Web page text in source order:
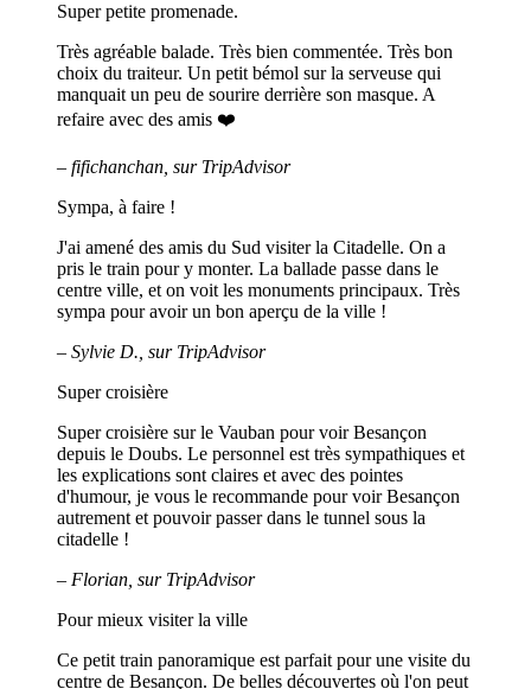
Super petite promenade.
Très agréable balade. Très bien commentée. Très bon
choix du traiteur. Un petit bémol sur la serveuse qui
manquait un peu de sourire derrière son masque. A
refaire avec des amis ❤️
– fifichanchan, sur TripAdvisor
Sympa, à faire !
J'ai amené des amis du Sud visiter la Citadelle. On a
pris le train pour y monter. La ballade passe dans le
centre ville, et on voit les monuments principaux. Très
sympa pour avoir un bon aperçu de la ville !
– Sylvie D., sur TripAdvisor
Super croisière
Super croisière sur le Vauban pour voir Besançon
depuis le Doubs. Le personnel est très sympathiques et
les explications sont claires et avec des pointes
d'humour, je vous le recommande pour voir Besançon
autrement et pouvoir passer dans le tunnel sous la
citadelle !
– Florian, sur TripAdvisor
Pour mieux visiter la ville
Ce petit train panoramique est parfait pour une visite du
centre de Besançon. De belles découvertes où l'on peut